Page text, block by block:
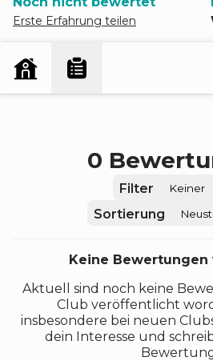
Erste Erfahrung teilen
0
Filter
Sortierung
Keine Bewertungen
Aktuell sind noch keine
Club veröffentlicht
insbesondere bei neuen
dein Interesse und